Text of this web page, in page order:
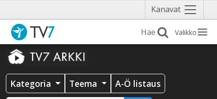
Kanavat Näytä
valikko
Valikko
Kategoria Teema A-Ö listaus